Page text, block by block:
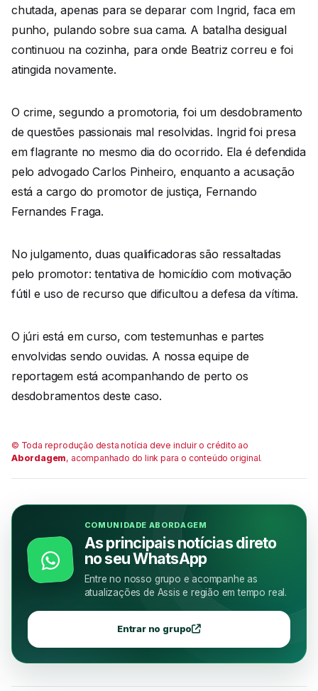
chutada, apenas para se deparar com Ingrid, faca em
punho, pulando sobre sua cama. A batalha desigual
continuou na cozinha, para onde Beatriz correu e foi
atingida novamente.
O crime, segundo a promotoria, foi um desdobramento
de questões passionais mal resolvidas. Ingrid foi presa
em flagrante no mesmo dia do ocorrido. Ela é defendida
pelo advogado Carlos Pinheiro, enquanto a acusação
está a cargo do promotor de justiça, Fernando
Fernandes Fraga.
No julgamento, duas qualificadoras são ressaltadas
pelo promotor: tentativa de homicídio com motivação
fútil e uso de recurso que dificultou a defesa da vítima.
O júri está em curso, com testemunhas e partes
envolvidas sendo ouvidas. A nossa equipe de
reportagem está acompanhando de perto os
desdobramentos deste caso.
© Toda reprodução desta notícia deve incluir o crédito ao
Abordagem, acompanhado do link para o conteúdo original.
COMUNIDADE ABORDAGEM
As principais notícias direto
no seu WhatsApp
Entre no nosso grupo e acompanhe as
atualizações de Assis e região em tempo real.
Entrar no grupo